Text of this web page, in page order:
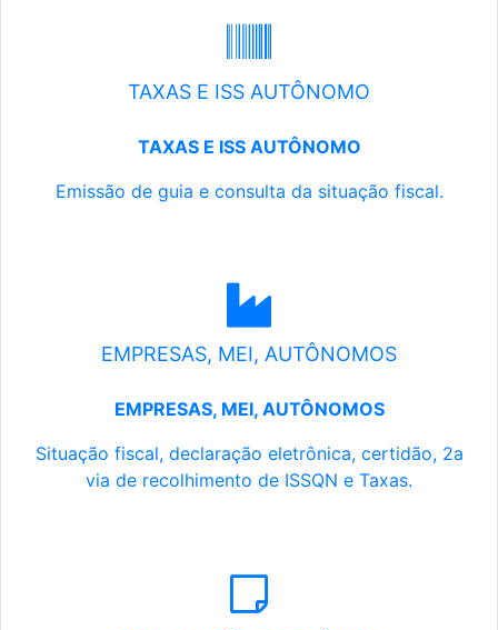
TAXAS E ISS AUTÔNOMO
TAXAS E ISS AUTÔNOMO
Emissão de guia e consulta da situação fiscal.
EMPRESAS, MEI, AUTÔNOMOS
EMPRESAS, MEI, AUTÔNOMOS
Situação fiscal, declaração eletrônica, certidão, 2a
via de recolhimento de ISSQN e Taxas.